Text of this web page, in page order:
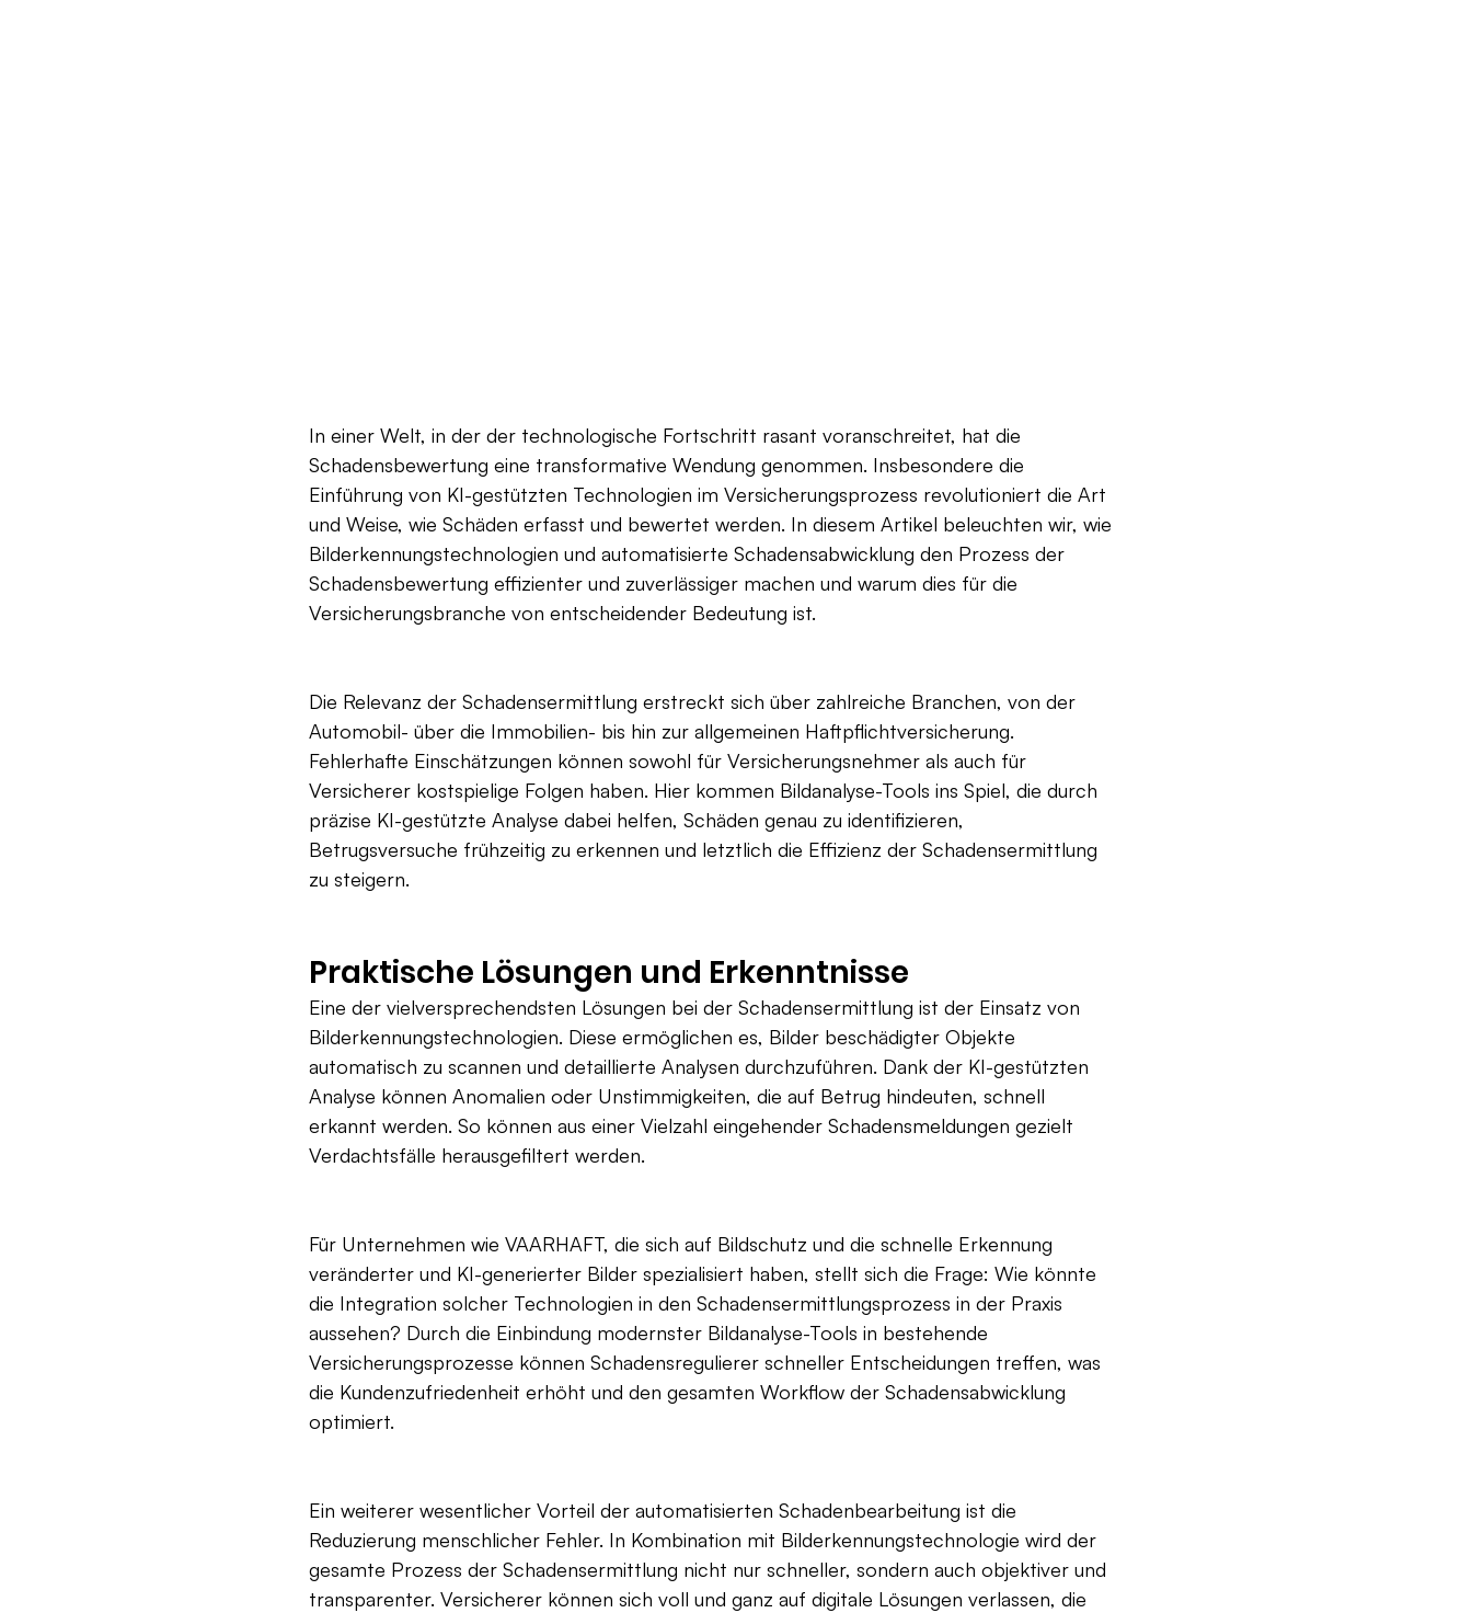
In einer Welt, in der der technologische Fortschritt rasant voranschreitet, hat die
Schadensbewertung eine transformative Wendung genommen. Insbesondere die
Einführung von KI-gestützten Technologien im Versicherungsprozess revolutioniert die Art
und Weise, wie Schäden erfasst und bewertet werden. In diesem Artikel beleuchten wir, wie
Bilderkennungstechnologien und automatisierte Schadensabwicklung den Prozess der
Schadensbewertung effizienter und zuverlässiger machen und warum dies für die
Versicherungsbranche von entscheidender Bedeutung ist.
Die Relevanz der Schadensermittlung erstreckt sich über zahlreiche Branchen, von der
Automobil- über die Immobilien- bis hin zur allgemeinen Haftpflichtversicherung.
Fehlerhafte Einschätzungen können sowohl für Versicherungsnehmer als auch für
Versicherer kostspielige Folgen haben. Hier kommen Bildanalyse-Tools ins Spiel, die durch
präzise KI-gestützte Analyse dabei helfen, Schäden genau zu identifizieren,
Betrugsversuche frühzeitig zu erkennen und letztlich die Effizienz der Schadensermittlung
zu steigern.
Praktische Lösungen und Erkenntnisse
Eine der vielversprechendsten Lösungen bei der Schadensermittlung ist der Einsatz von
Bilderkennungstechnologien. Diese ermöglichen es, Bilder beschädigter Objekte
automatisch zu scannen und detaillierte Analysen durchzuführen. Dank der KI-gestützten
Analyse können Anomalien oder Unstimmigkeiten, die auf Betrug hindeuten, schnell
erkannt werden. So können aus einer Vielzahl eingehender Schadensmeldungen gezielt
Verdachtsfälle herausgefiltert werden.
Für Unternehmen wie VAARHAFT, die sich auf Bildschutz und die schnelle Erkennung
veränderter und KI-generierter Bilder spezialisiert haben, stellt sich die Frage: Wie könnte
die Integration solcher Technologien in den Schadensermittlungsprozess in der Praxis
aussehen? Durch die Einbindung modernster Bildanalyse-Tools in bestehende
Versicherungsprozesse können Schadensregulierer schneller Entscheidungen treffen, was
die Kundenzufriedenheit erhöht und den gesamten Workflow der Schadensabwicklung
optimiert.
Ein weiterer wesentlicher Vorteil der automatisierten Schadenbearbeitung ist die
Reduzierung menschlicher Fehler. In Kombination mit Bilderkennungstechnologie wird der
gesamte Prozess der Schadensermittlung nicht nur schneller, sondern auch objektiver und
transparenter. Versicherer können sich voll und ganz auf digitale Lösungen verlassen, die